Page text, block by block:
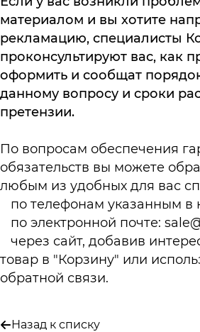
материалом и вы хотите
рекламацию, специалисты
проконсультируют вас, как
оформить и сообщат
данному вопросу и сроки
претензии.
По вопросам обеспечения
обязательств вы можете
любым из удобных для вас
по телефонам указанным в
по электронной почте:
через сайт, добавив
товар в "Корзину" или
обратной связи.
Назад к списку